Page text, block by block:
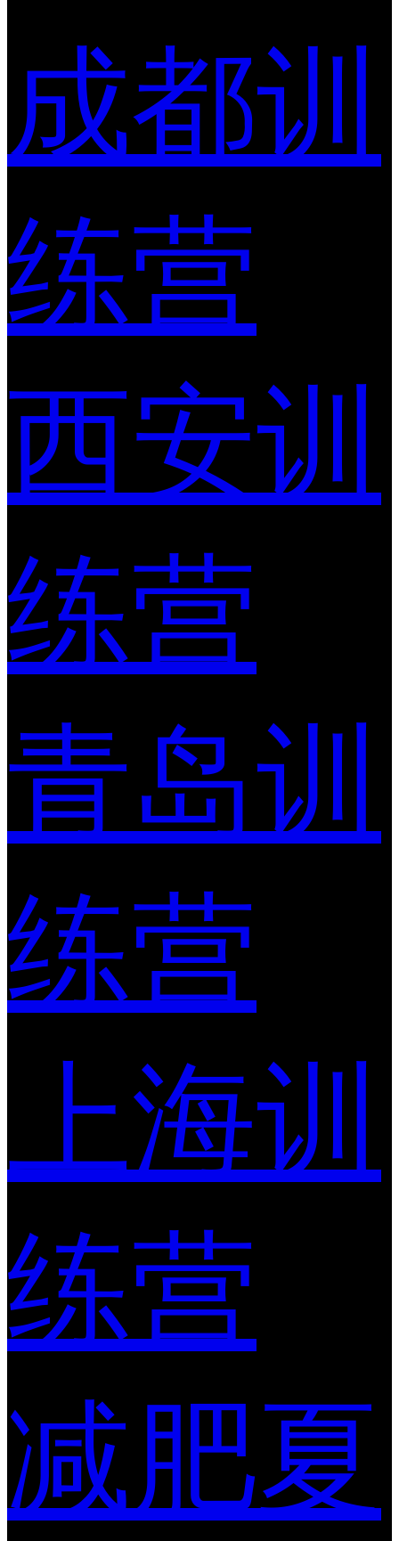
成都训
练营
西安训
练营
青岛训
练营
上海训
练营
减肥夏